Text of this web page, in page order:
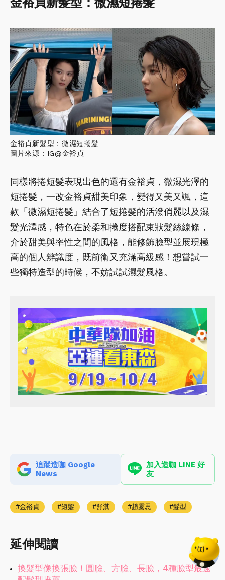
金裕貞新髮型：微濕短捲髮
圖片來源：IG@金裕貞
同樣將捲短髮表現出色的還有金裕貞，微濕光澤的
短捲髮，一改金裕貞甜美印象，變得又美又颯，這
款「微濕短捲髮」結合了短捲髮的活潑俏麗以及濕
髮光澤感，特色在於柔和捲度搭配束狀髮絲線條，
介於甜美與率性之間的風格，能修飾臉型並展現極
高的個人辨識度，既前衛又充滿高級感！想嘗試一
些獨特造型的時候，不妨試試濕髮風格。
追蹤造咖 Google
News
加入造咖 LINE 好
友
金裕貞 短髮 舒淇 趙露思 髮型
延伸閱讀
換髮型像換張臉！圓臉、方臉、長臉，4種臉型最速